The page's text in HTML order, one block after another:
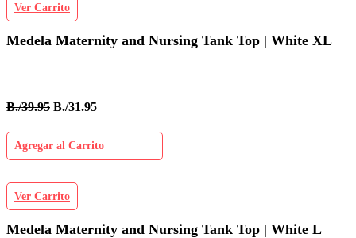
Ver Carrito
Medela Maternity and Nursing Tank Top | White XL
B./39.95 B./31.95
Agregar al Carrito
Ver Carrito
Medela Maternity and Nursing Tank Top | White L